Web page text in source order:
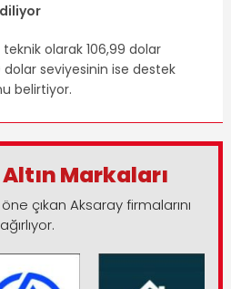
olarak 106,99 dolar
dolar seviyesinin ise destek
belirtiyor.
Altın Markaları
çıkan Aksaray firmalarını
ağırlıyor.